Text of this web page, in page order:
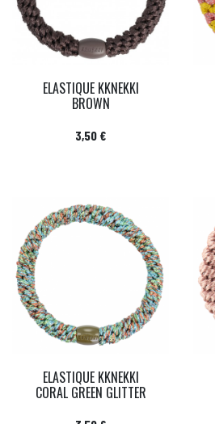
ELASTIQUE KKNEKKI
BROWN
Prix
3,50 €
ELASTIQUE KKNEKKI
CORAL GREEN GLITTER